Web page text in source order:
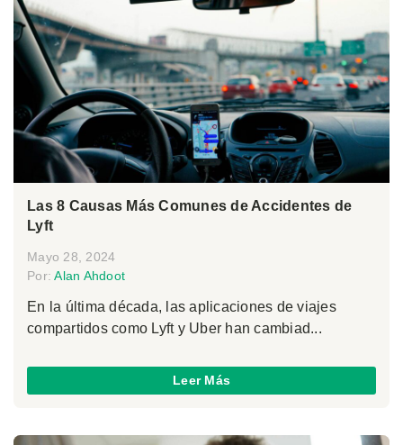
Las 8 Causas Más Comunes de Accidentes de
Lyft
Mayo 28, 2024
Por:Alan Ahdoot
En la última década, las aplicaciones de viajes
compartidos como Lyft y Uber han cambiad...
Leer Más